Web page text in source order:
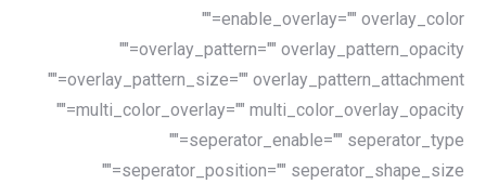
enable_overlay="" overlay_color=""
overlay_pattern="" overlay_pattern_opacity=""
overlay_pattern_size="" overlay_pattern_attachment=""
multi_color_overlay="" multi_color_overlay_opacity=""
seperator_enable="" seperator_type=""
seperator_position="" seperator_shape_size=""